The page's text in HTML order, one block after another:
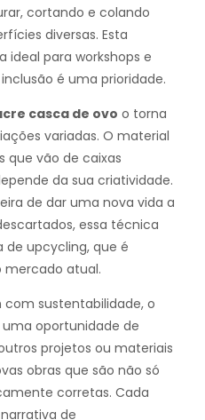
cortando e colando
diversas. Esta
ideal para workshops e
é uma prioridade.
casca de ovo o torna
variadas. O material
que vão de caixas
da sua criatividade.
de dar uma nova vida a
essa técnica
upcycling, que é
mercado atual.
sustentabilidade, o
oportunidade de
projetos ou materiais
obras que são não só
corretas. Cada
de